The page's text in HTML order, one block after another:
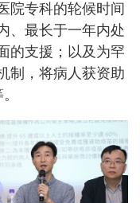
院专科的轮候时间
、最长于一年内处
的支援；以及为罕
制，将病人获资助